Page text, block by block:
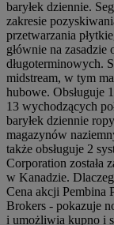
baryłek dziennie.
zakresie
przetwarzania
głównie na
długoterminowych.
midstream, w tym
hubowe. Obsługuje
13 wychodzących
baryłek dziennie
magazynów
także obsługuje 2
Corporation została
w Kanadzie.
Cena akcji Pembina
Brokers - pokazuje
i umożliwia kupno i